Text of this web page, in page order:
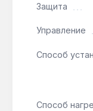
Колонка
камерой
мм.
Работает
Защита
Управление
Способ
Способ